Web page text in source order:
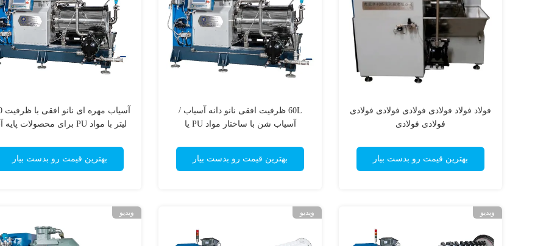
لیتر با مواد PU برای محصولات پایه آب
بهترین قیمت رو بدست بیار
60L ظرفیت افقی نانو دانه آسیاب /
آسیاب شن با ساختار مواد PU یا
بهترین قیمت رو بدست بیار
فولاد فولاد فولادی فولادی فولادی فولادی
فولادی فولادی
بهترین قیمت رو بدست بیار
ویدیو ویدیو ویدیو